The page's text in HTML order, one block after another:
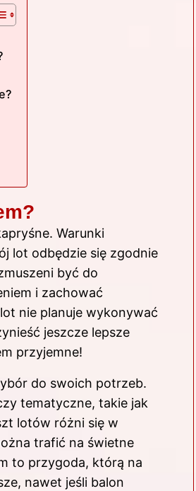
Warunki
lot odbędzie się zgodnie
być do
i zachować
nie planuje wykonywać
jeszcze lepsze
przyjemne!
do swoich potrzeb.
tematyczne, takie jak
lotów różni się w
trafić na świetne
to przygoda, którą na
nawet jeśli balon